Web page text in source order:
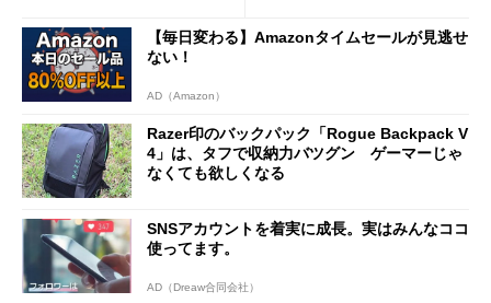
【毎日変わる】Amazonタイムセールが見逃せ
ない！
AD（Amazon）
Razer印のバックパック「Rogue Backpack V
4」は、タフで収納力バツグン ゲーマーじゃ
なくても欲しくなる
SNSアカウントを着実に成長。実はみんなココ
使ってます。
AD（Dreaw合同会社）